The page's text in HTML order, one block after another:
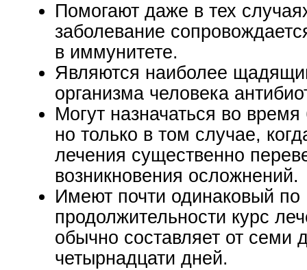
Помогают даже в тех
заболевание
в иммунитете.
Являются наиболее
организма человека
Могут назначаться во
но только в том случае,
лечения существенно
возникновения осложнений.
Имеют почти одинаковый по
продолжительности курс
обычно составляет от семи
четырнадцати дней.